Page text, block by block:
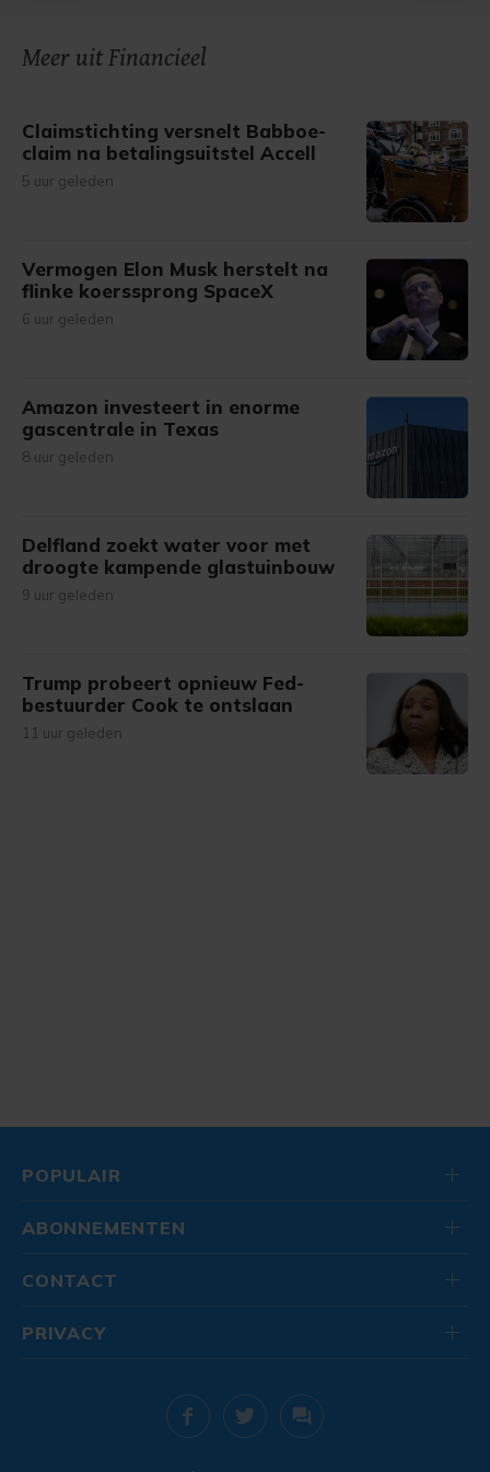
gemaakte keuze altijd wijzigen of intrekken.
Meer uit Financieel
Claimstichting versnelt Babboe-
claim na betalingsuitstel Accell
5 uur geleden
Vermogen Elon Musk herstelt na
flinke koerssprong SpaceX
6 uur geleden
Amazon investeert in enorme
gascentrale in Texas
8 uur geleden
Delfland zoekt water voor met
droogte kampende glastuinbouw
9 uur geleden
Trump probeert opnieuw Fed-
bestuurder Cook te ontslaan
11 uur geleden
POPULAIR
ABONNEMENTEN
CONTACT
PRIVACY